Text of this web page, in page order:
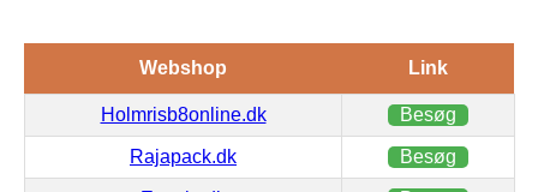
Webshop Link
Holmrisb8online.dk Besøg
Rajapack.dk Besøg